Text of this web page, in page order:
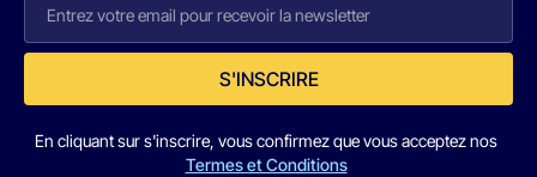
S'INSCRIRE
En cliquant sur s'inscrire, vous confirmez que vous acceptez nos
Termes et Conditions